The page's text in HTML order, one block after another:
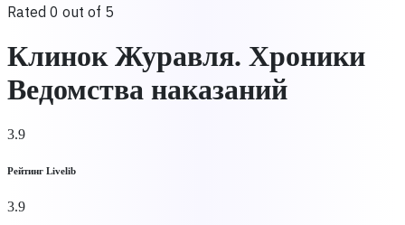
Rated 0 out of 5
Клинок Журавля. Хроники
Ведомства наказаний
3.9
Рейтинг Livelib
3.9